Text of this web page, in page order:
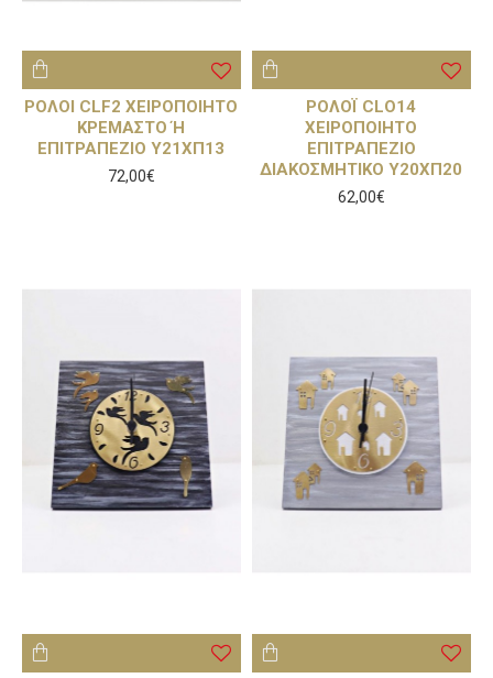
ΡΟΛΟΙ CLF2 ΧΕΙΡΟΠΟΙΗΤΟ
ΚΡΕΜΑΣΤΟ Ή
ΕΠΙΤΡΑΠΕΖΙΟ Υ21ΧΠ13
72,00€
ΡΟΛΟΪ CLO14
ΧΕΙΡΟΠΟΙΗΤΟ
ΕΠΙΤΡΑΠΕΖΙΟ
ΔΙΑΚΟΣΜΗΤΙΚΟ Υ20ΧΠ20
62,00€